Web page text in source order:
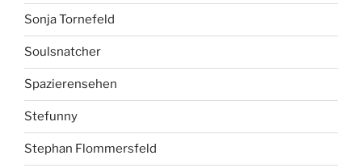
Sonja Tornefeld
Soulsnatcher
Spazierensehen
Stefunny
Stephan Flommersfeld